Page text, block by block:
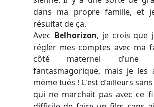
dans ma propre famille, et
résultat de ça.
Avec Belhorizon, je crois que
régler mes comptes avec ma
côté maternel d’une
fantasmagorique, mais je les
même tués ! C’est d’ailleurs
qui ne marchait pas avec ce